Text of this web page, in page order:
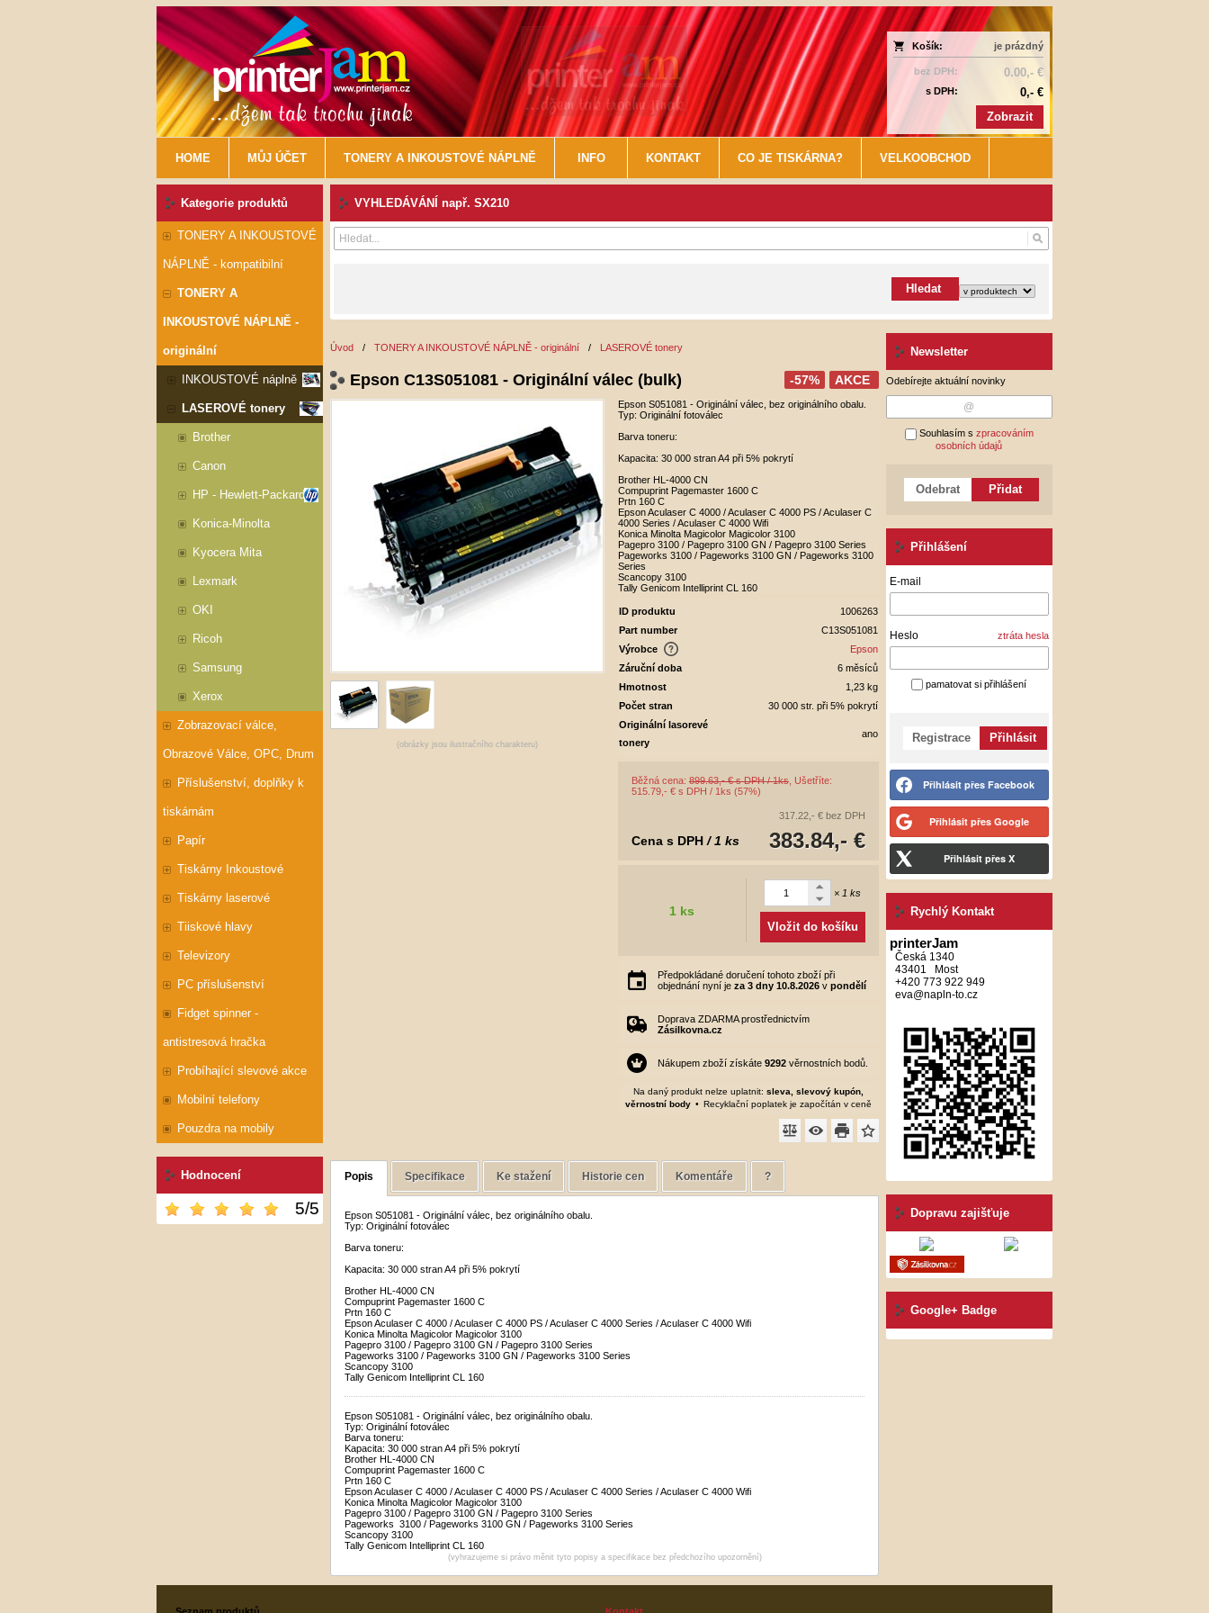
Košík: je prázdný
bez DPH: 0.00,- €
s DPH:
0,- €
Zobrazit
HOME MŮJ ÚČET TONERY A INKOUSTOVÉ NÁPLNĚ INFO KONTAKT CO JE TISKÁRNA? VELKOOBCHOD
Kategorie produktů
TONERY A INKOUSTOVÉ
NÁPLNĚ - kompatibilní
TONERY A
INKOUSTOVÉ NÁPLNĚ -
originální
INKOUSTOVÉ náplně
LASEROVÉ tonery
Brother
Canon
HP - Hewlett-Packard
Konica-Minolta
Kyocera Mita
Lexmark
OKI
Ricoh
Samsung
Xerox
Zobrazovací válce,
Obrazové Válce, OPC, Drum
Příslušenství, doplňky k
tiskárnám
Papír
Tiskárny Inkoustové
Tiskárny laserové
Tiiskové hlavy
Televizory
PC příslušenství
Fidget spinner -
antistresová hračka
Probíhající slevové akce
Mobilní telefony
Pouzdra na mobily
Hodnocení
5/5
VYHLEDÁVÁNÍ např. SX210
Hledat
Newsletter
Odebírejte aktuální novinky
Souhlasím s zpracováním
osobních údajů
Odebrat Přidat
Přihlášení
E-mail
Heslo ztráta hesla
pamatovat si přihlášení
Registrace Přihlásit
Přihlásit přes Facebook
Přihlásit přes Google
Přihlásit přes X
Rychlý Kontakt
printerJam
Česká 1340
43401 Most
+420 773 922 949
eva@napln-to.cz
Dopravu zajišťuje
Google+ Badge
Úvod / TONERY A INKOUSTOVÉ NÁPLNĚ - originální / LASEROVÉ tonery
AKCE
-57%
Epson C13S051081 - Originální válec (bulk)
(obrázky jsou ilustračního charakteru)
Epson S051081 - Originální válec, bez originálního obalu.
Typ: Originální fotoválec
Barva toneru:
Kapacita: 30 000 stran A4 při 5% pokrytí
Brother HL-4000 CN
Compuprint Pagemaster 1600 C
Prtn 160 C
Epson Aculaser C 4000 / Aculaser C 4000 PS / Aculaser C
4000 Series / Aculaser C 4000 Wifi
Konica Minolta Magicolor Magicolor 3100
Pagepro 3100 / Pagepro 3100 GN / Pagepro 3100 Series
Pageworks 3100 / Pageworks 3100 GN / Pageworks 3100
Series
Scancopy 3100
Tally Genicom Intelliprint CL 160
ID produktu
1006263
Part number
C13S051081
Výrobce
Epson
Záruční doba
6 měsíců
Hmotnost
1,23 kg
Počet stran
30 000 str. při 5% pokrytí
Originální lasorevé
tonery
ano
Běžná cena:899.63,- € s DPH / 1ks , Ušetříte:
515.79,- € s DPH / 1ks (57%)
317.22,- € bez DPH
383.84,- €
Cena s DPH / 1 ks
1 ks
× 1 ks
Vložit do košíku
Předpokládané doručení tohoto zboží při
objednání nyní jeza 3 dny 10.8.2026 vpondělí
Doprava ZDARMA prostřednictvím
Zásilkovna.cz
Nákupem zboží získáte9292 věrnostních bodů.
Na daný produkt nelze uplatnit: sleva, slevový kupón,
věrnostní body
Recyklační poplatek je započítán v ceně
Popis Specifikace Ke stažení Historie cen Komentáře ?
Epson S051081 - Originální válec, bez originálního obalu.
Typ: Originální fotoválec
Barva toneru:
Kapacita: 30 000 stran A4 při 5% pokrytí
Brother HL-4000 CN
Compuprint Pagemaster 1600 C
Prtn 160 C
Epson Aculaser C 4000 / Aculaser C 4000 PS / Aculaser C 4000 Series / Aculaser C 4000 Wifi
Konica Minolta Magicolor Magicolor 3100
Pagepro 3100 / Pagepro 3100 GN / Pagepro 3100 Series
Pageworks 3100 / Pageworks 3100 GN / Pageworks 3100 Series
Scancopy 3100
Tally Genicom Intelliprint CL 160
Epson S051081 - Originální válec, bez originálního obalu.
Typ: Originální fotoválec
Barva toneru:
Kapacita: 30 000 stran A4 při 5% pokrytí
Brother HL-4000 CN
Compuprint Pagemaster 1600 C
Prtn 160 C
Epson Aculaser C 4000 / Aculaser C 4000 PS / Aculaser C 4000 Series / Aculaser C 4000 Wifi
Konica Minolta Magicolor Magicolor 3100
Pagepro 3100 / Pagepro 3100 GN / Pagepro 3100 Series
Pageworks 3100 / Pageworks 3100 GN / Pageworks 3100 Series
Scancopy 3100
Tally Genicom Intelliprint CL 160
(vyhrazujeme si právo měnit tyto popisy a specifikace bez předchozího upozornění)